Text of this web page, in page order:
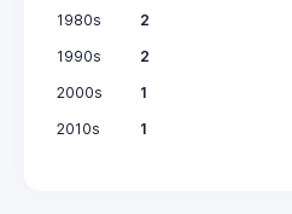
1980s
2
1990s
2
2000s
1
2010s
1